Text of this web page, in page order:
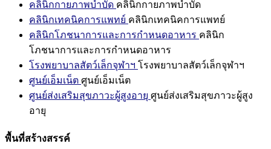
คลินิกกายภาพบำบัด คลินิกกายภาพบำบัด
คลินิกเทคนิคการแพทย์ คลินิกเทคนิคการแพทย์
คลินิกโภชนาการและการกำหนดอาหาร คลินิก
โภชนาการและการกำหนดอาหาร
โรงพยาบาลสัตว์เล็กจุฬาฯ โรงพยาบาลสัตว์เล็กจุฬาฯ
ศูนย์เอ็มเน็ต ศูนย์เอ็มเน็ต
ศูนย์ส่งเสริมสุขภาวะผู้สูงอายุ ศูนย์ส่งเสริมสุขภาวะผู้สูง
อายุ
พื้นที่สร้างสรรค์